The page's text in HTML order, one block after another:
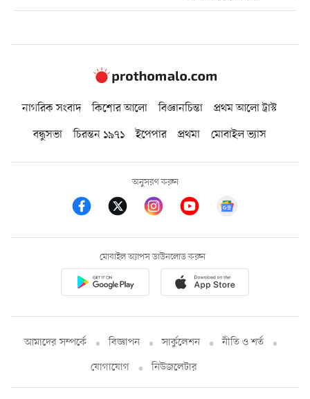
নাগরিক সংবাদ কিশোর আলো বিজ্ঞানচিন্তা
প্রথম আলো ট্রাস্ট
বন্ধুসভা
চিরন্তন ১৯৭১ ইপেপার প্রথমা মোবাইল ভ্যাস
অনুসরণ করুন
মোবাইল অ্যাপস ডাউনলোড করুন
আমাদের সম্পর্কে বিজ্ঞাপন সার্কুলেশন
নীতি ও শর্ত
যোগাযোগ
নিউজলেটার